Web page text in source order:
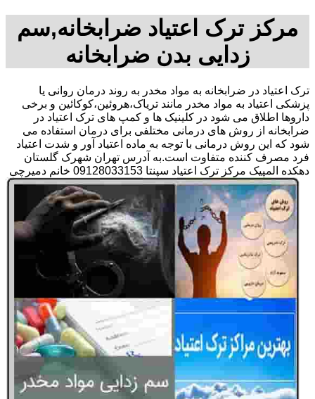
مرکز ترک اعتیاد ضرابخانه,سم
زدایی بدن ضرابخانه
ترک اعتیاد در ضرابخانه به مواد مخدر به روند درمان روانی یا
پزشکی اعتیاد به مواد مخدر مانند تریاک،هروئین،کوکائین و برخی
داروها اطلاق می شود در کلینیک ها و کمپ های ترک اعتیاد در
ضرابخانه از روش های درمانی مختلفی برای درمان استفاده می
شود که این روش درمانی با توجه به ماده اعتیاد آور و شدت اعتیاد
فرد مصرف کننده متفاوت است.به آدرس تهران شهرک گلستان
دهکده المپیک مرکز ترک اعتیاد سپنتا 09128033153 خانم دمیرچی